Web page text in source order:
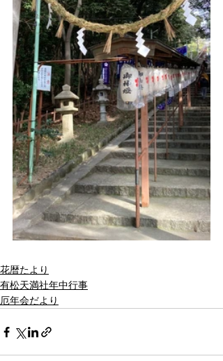
花暦たより
有松天満社年中行事
厄年会だより